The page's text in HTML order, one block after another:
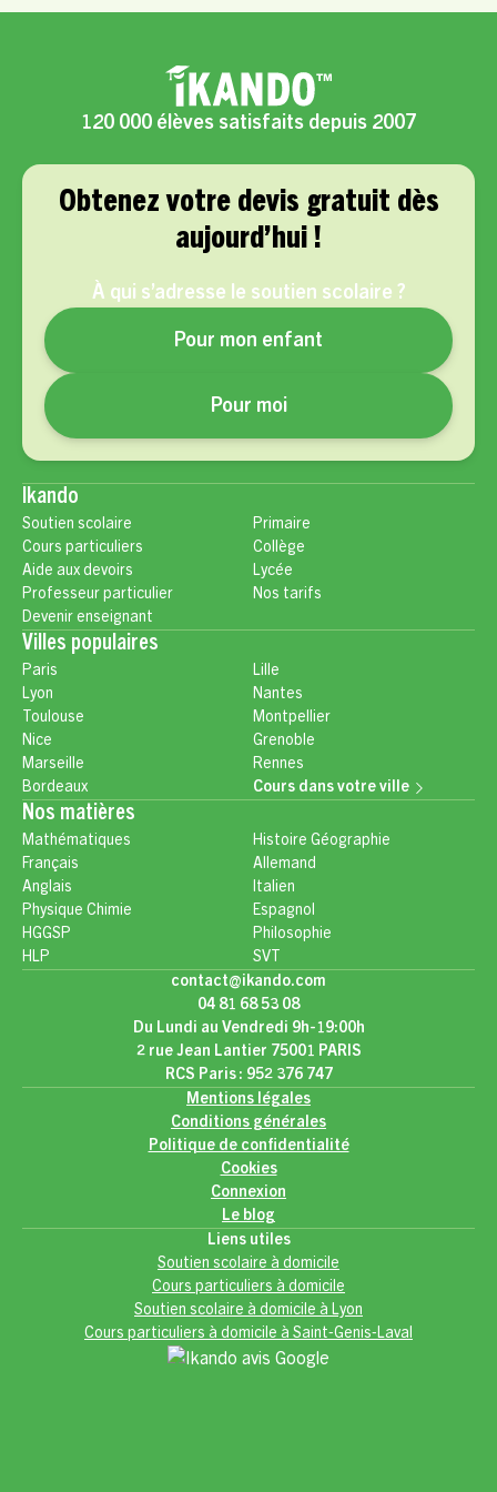
120 000 élèves satisfaits depuis 2007
Obtenez votre devis gratuit dès
aujourd’hui !
À qui s’adresse le soutien scolaire ?
Pour mon enfant
Pour moi
Ikando
Soutien scolaire
Cours particuliers
Aide aux devoirs
Professeur particulier
Devenir enseignant
Primaire
Collège
Lycée
Nos tarifs
Villes populaires
Paris
Lyon
Toulouse
Nice
Marseille
Bordeaux
Lille
Nantes
Montpellier
Grenoble
Rennes
Cours dans votre ville
Nos matières
Mathématiques
Français
Anglais
Physique Chimie
HGGSP
HLP
Histoire Géographie
Allemand
Italien
Espagnol
Philosophie
SVT
contact@ikando.com
04 81 68 53 08
Du Lundi au Vendredi 9h-19:00h
2 rue Jean Lantier 75001 PARIS
RCS Paris : 952 376 747
Mentions légales
Conditions générales
Politique de confidentialité
Cookies
Connexion
Le blog
Liens utiles
Soutien scolaire à domicile
Cours particuliers à domicile
Soutien scolaire à domicile à Lyon
Cours particuliers à domicile à Saint-Genis-Laval